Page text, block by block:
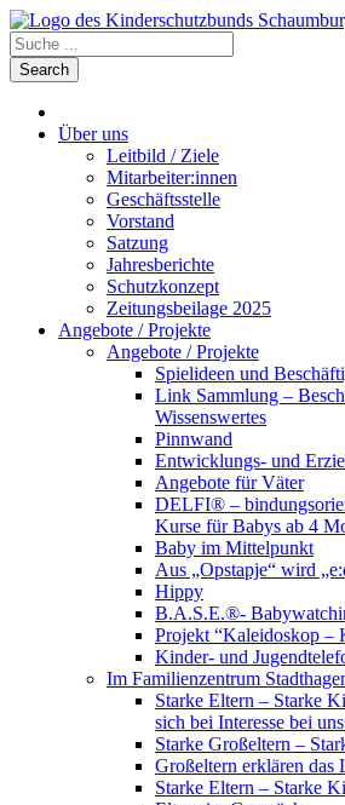
Über uns
Leitbild / Ziele
Mitarbeiter:innen
Geschäftsstelle
Vorstand
Satzung
Jahresberichte
Schutzkonzept
Zeitungsbeilage 2025
Angebote / Projekte
Angebote / Projekte
Spielideen und
Link Sammlung –
Wissenswertes
Pinnwand
Entwicklungs- und
Angebote für Väter
DELFI® –
Kurse für Babys ab 4
Baby im Mittelpunkt
Aus „Opstapje“ wird
Hippy
B.A.S.E.®-
Projekt “Kaleidoskop –
Kinder- und
Im Familienzentrum
Starke Eltern – Starke
sich bei Interesse bei
Starke Großeltern –
Großeltern erklären das
Starke Eltern – Starke